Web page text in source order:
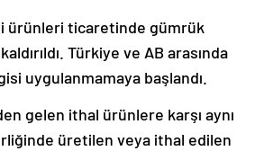
ürünleri ticaretinde gümrük
Türkiye ve AB arasında
uygulanmamaya başlandı.
gelen ithal ürünlere karşı aynı
üretilen veya ithal edilen